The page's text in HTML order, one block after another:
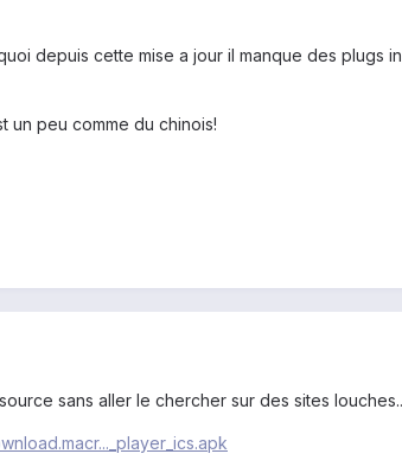
depuis cette mise a jour il manque des plugs
un peu comme du chinois!
sans aller le chercher sur des sites